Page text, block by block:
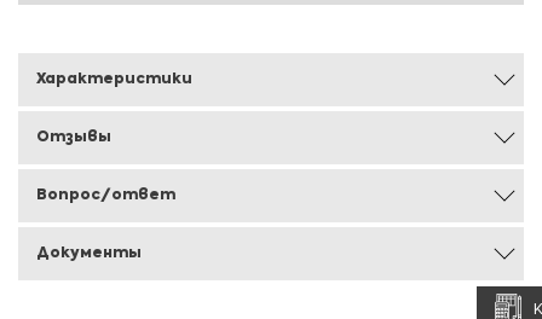
Характеристики
Отзывы
Вопрос/ответ
Документы